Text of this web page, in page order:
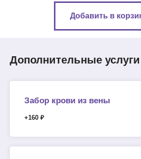
Добавить в
Дополнительные услуги
Забор крови из вены
+160 ₽